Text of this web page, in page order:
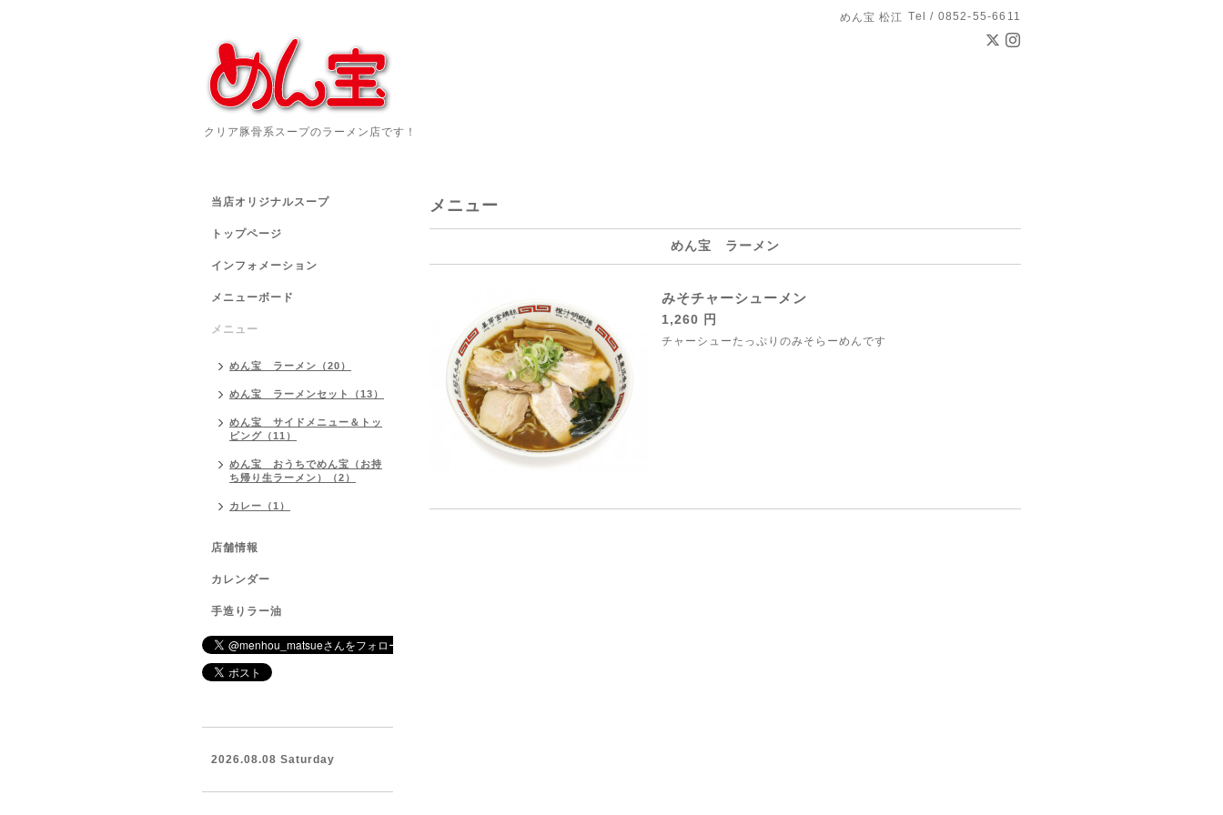
めん宝 松江 Tel / 0852-55-6611
クリア豚骨系スープのラーメン店です！
メニュー
めん宝 ラーメン
みそチャーシューメン
1,260 円
チャーシューたっぷりのみそらーめんです
当店オリジナルスープ
トップページ
インフォメーション
メニューボード
メニュー
めん宝 ラーメン（20）
めん宝 ラーメンセット（13）
めん宝 サイドメニュー＆トッ
ピング（11）
めん宝 おうちでめん宝（お持
ち帰り生ラーメン）（2）
カレー（1）
店舗情報
カレンダー
手造りラー油
2026.08.08 Saturday